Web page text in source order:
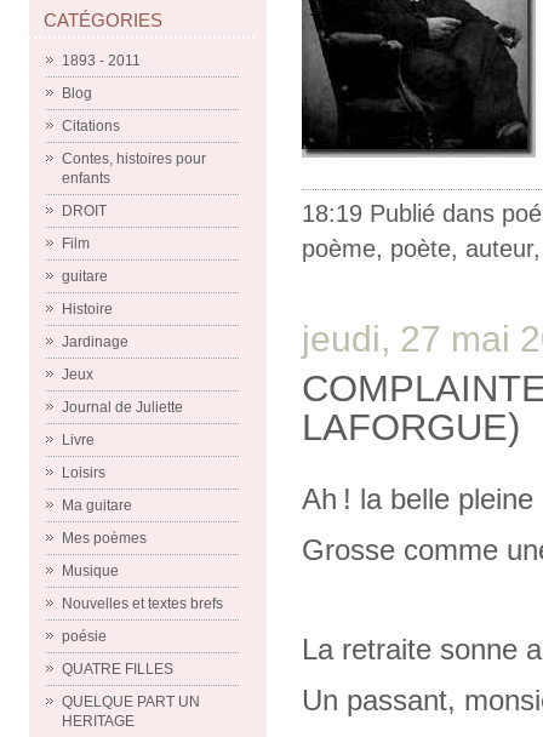
CATÉGORIES
1893 - 2011
Blog
Citations
Contes, histoires pour
enfants
DROIT
Film
guitare
Histoire
Jardinage
Jeux
Journal de Juliette
Livre
Loisirs
Ma guitare
Mes poèmes
Musique
Nouvelles et textes brefs
poésie
QUATRE FILLES
QUELQUE PART UN
HERITAGE
18:19 Publié dans
poème, poète, auteur
jeudi, 27 mai
LAFORGUE)
Ah ! la belle pleine
Grosse comme
La retraite sonne
Un passant,